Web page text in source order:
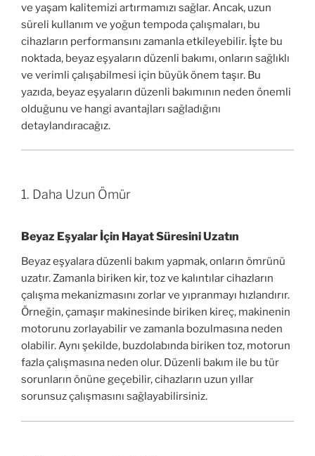
ve yaşam kalitemizi artırmamızı sağlar. Ancak, uzun
süreli kullanım ve yoğun tempoda çalışmaları, bu
cihazların performansını zamanla etkileyebilir. İşte bu
noktada, beyaz eşyaların düzenli bakımı, onların sağlıklı
ve verimli çalışabilmesi için büyük önem taşır. Bu
yazıda, beyaz eşyaların düzenli bakımının neden önemli
olduğunu ve hangi avantajları sağladığını
detaylandıracağız.
1. Daha Uzun Ömür
Beyaz Eşyalar İçin Hayat Süresini Uzatın
Beyaz eşyalara düzenli bakım yapmak, onların ömrünü
uzatır. Zamanla biriken kir, toz ve kalıntılar cihazların
çalışma mekanizmasını zorlar ve yıpranmayı hızlandırır.
Örneğin, çamaşır makinesinde biriken kireç, makinenin
motorunu zorlayabilir ve zamanla bozulmasına neden
olabilir. Aynı şekilde, buzdolabında biriken toz, motorun
fazla çalışmasına neden olur. Düzenli bakım ile bu tür
sorunların önüne geçebilir, cihazların uzun yıllar
sorunsuz çalışmasını sağlayabilirsiniz.